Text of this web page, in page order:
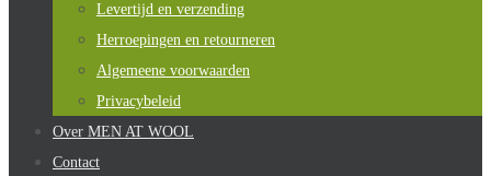
Levertijd en verzending
Herroepingen en retourneren
Algemeene voorwaarden
Privacybeleid
Over MEN AT WOOL
Contact